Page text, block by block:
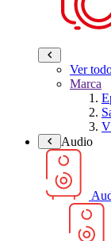
Ver
Marca
Audio